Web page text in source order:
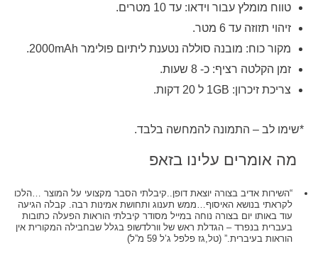
טווח מומלץ עבור וידאו: עד 10 מטרים.
זיהוי תזוזה עד 6 מטר.
מקור כוח: מובנה סוללה נטענת ליתיום פולימר 2000mAh.
זמן הקלטה רציף: כ- 8 שעות.
צריכת זיכרון: 1GB ל 20 דקות.
*שימו לב – התמונה להמחשה בלבד.
מה אומרים עלינו בזאפ
“השירות אדיב בצורה יוצאת דופן..קיבלתי הסבר מקצועי על המוצר …הלכו
לקראתי בנושא האיסוף…ממש תענוג ותחושת אמינות רבה. קבלה הגיעה
עוד באותו יום בצורה נוחה במייל מסודר קיבלתי הוראות הפעלה כתובות
בעברית בנפרד – הגדלת ראש של וורלדשופ בגלל שבחבילה המקורית אין
הוראות בעיברית.” (טל,גז פלפל ג’ל 59 מ”ל)